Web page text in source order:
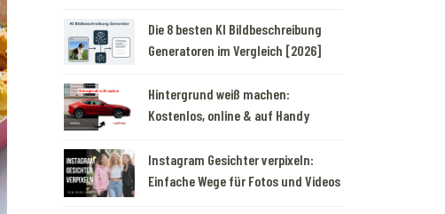
Die 8 besten KI Bildbeschreibung
Generatoren im Vergleich [2026]
Hintergrund weiß machen:
Kostenlos, online & auf Handy
Instagram Gesichter verpixeln:
Einfache Wege für Fotos und Videos